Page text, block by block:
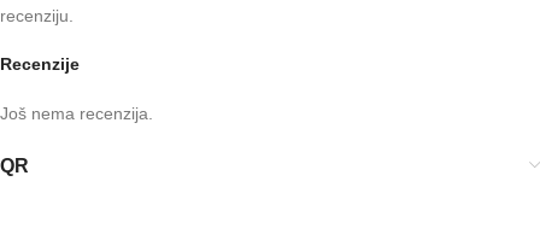
Recenzije
Još nema recenzija.
recenziju.
QR